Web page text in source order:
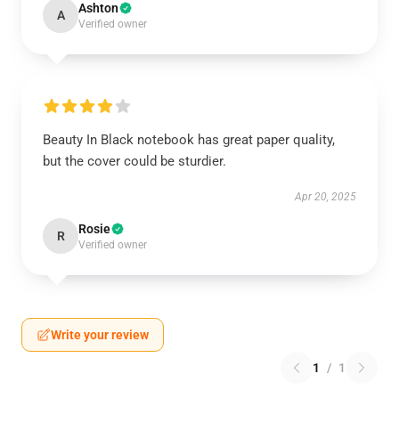
A Ashton
Verified owner
Beauty In Black notebook has great paper quality,
but the cover could be sturdier.
Apr 20, 2025
R Rosie
Verified owner
Write your review
1 / 1